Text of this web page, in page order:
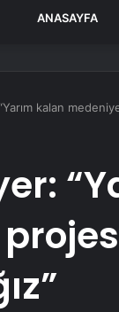
ANASAYFA
kalan